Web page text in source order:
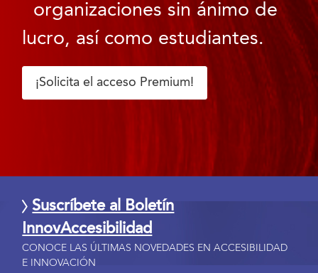
organizaciones sin ánimo de
lucro, así como estudiantes.
¡Solicita el acceso Premium!
Suscríbete al Boletín
InnovAccesibilidad
CONOCE LAS ÚLTIMAS NOVEDADES EN ACCESIBILIDAD
E INNOVACIÓN